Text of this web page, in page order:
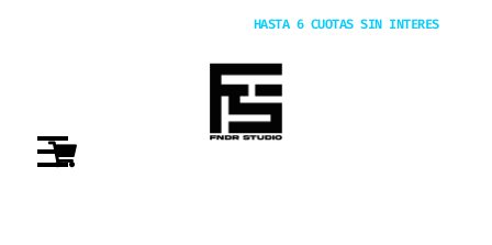
HASTA 6 CUOTAS SIN INTERES